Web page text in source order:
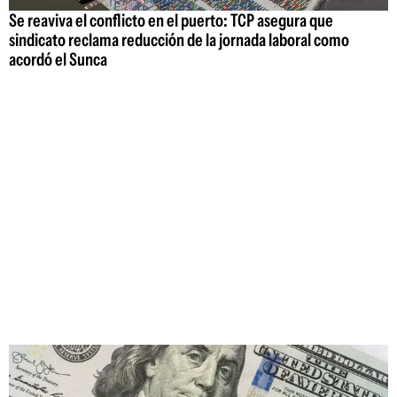
Se reaviva el conflicto en el puerto: TCP asegura que
sindicato reclama reducción de la jornada laboral como
acordó el Sunca